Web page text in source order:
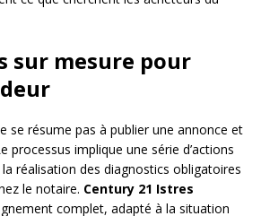
sur mesure pour
se résume pas à publier une annonce et
processus implique une série d’actions
réalisation des diagnostics obligatoires
le notaire. Century 21 Istres
complet, adapté à la situation